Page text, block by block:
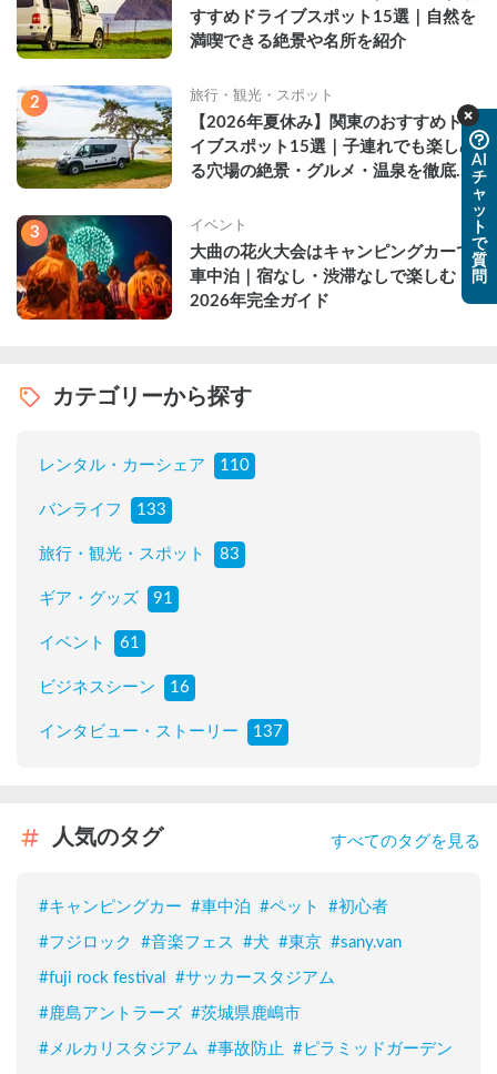
すすめドライブスポット15選｜自然を
満喫できる絶景や名所を紹介
2 旅行・観光・スポット
【2026年夏休み】関東のおすすめドラ
イブスポット15選｜子連れでも楽しめ
る穴場の絶景・グルメ・温泉を徹底解
3 イベント
大曲の花火大会はキャンピングカーで
車中泊｜宿なし・渋滞なしで楽しむ
2026年完全ガイド
カテゴリーから探す
レンタル・カーシェア 110
バンライフ 133
旅行・観光・スポット 83
ギア・グッズ 91
イベント 61
ビジネスシーン 16
インタビュー・ストーリー 137
人気のタグ すべてのタグを見る
#キャンピングカー #車中泊 #ペット #初心者
#フジロック #音楽フェス #犬 #東京 #sany.van
#fuji rock festival #サッカースタジアム
#鹿島アントラーズ #茨城県鹿嶋市
# メルカリスタジアム #事故防止 #ピラミッドガーデン
AI
チ
ャ
ッ
ト
で
質
問